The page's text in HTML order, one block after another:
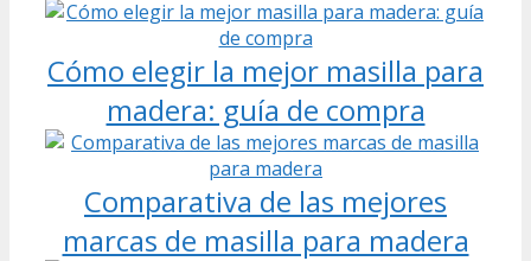
Cómo elegir la mejor masilla para
madera: guía de compra
Comparativa de las mejores
marcas de masilla para madera